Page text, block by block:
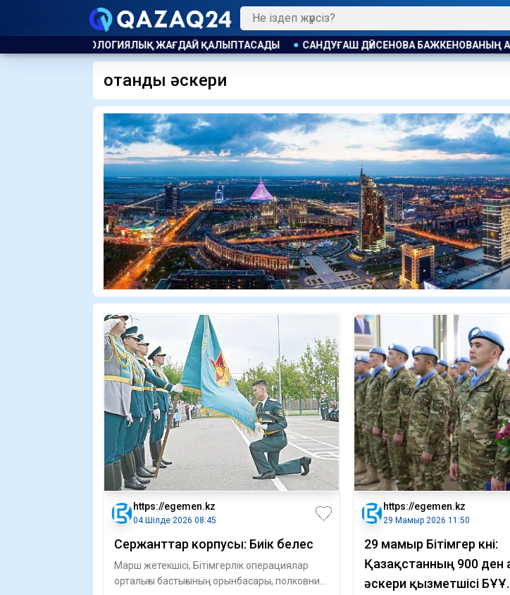
ЖАҒДАЙ ҚАЛЫПТАСАДЫ САНДУҒАШ ДҮЙСЕНОВА БАЖКЕНОВАНЫҢ АҚПАРАТТЫ
отандық әскери
https://egemen.kz
04 Шілде 2026 08:45
Сержанттар корпусы: Биік белес
Марш жетекшісі, Бітімгерлік опе­ра­ция­­лар
орталығы бастығының орынбасары, полковник
https://egemen.kz
29 Мамыр 2026 11:50
29 мамыр Бітімгер күні:
Қазақстанның 900 ден
әскери қызметшісі БҰҰ